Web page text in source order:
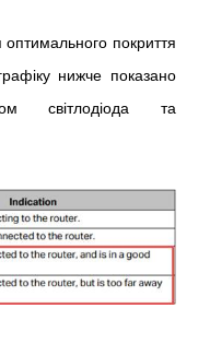
покриття
нижче показано
світлодіода та